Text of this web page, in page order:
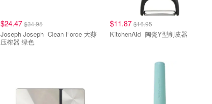
$24.47 $34.95
Joseph Joseph Clean Force 大蒜
压榨器 绿色
$11.87$16.95
KitchenAid 陶瓷Y型削皮器